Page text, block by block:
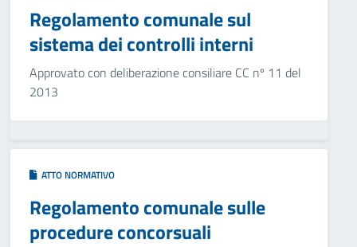
Regolamento comunale sul
sistema dei controlli interni
Approvato con deliberazione consiliare CC nº 11 del
2013
ATTO NORMATIVO
Regolamento comunale sulle
procedure concorsuali